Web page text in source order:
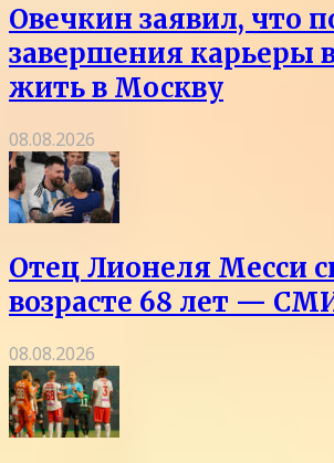
Овечкин заявил, что
завершения карьеры
жить в Москву
08.08.2026
Отец Лионеля Месси
возрасте 68 лет —
08.08.2026